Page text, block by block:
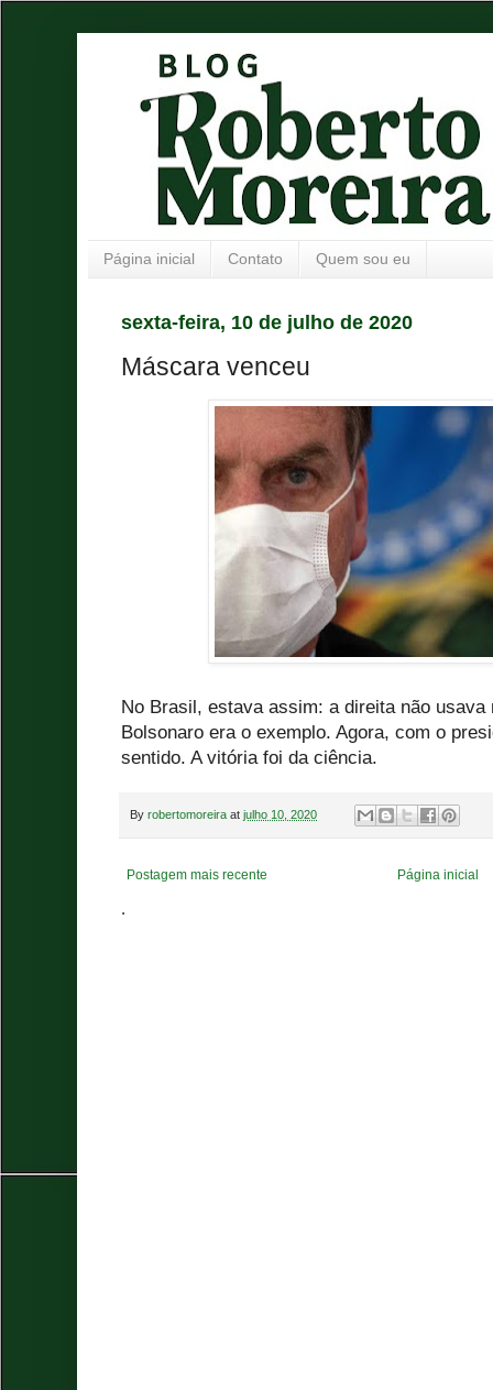
Página inicial Contato Quem sou eu
sexta-feira, 10 de julho de 2020
Máscara venceu
No Brasil, estava assim: a direita não
Bolsonaro era o exemplo. Agora, com o
sentido. A vitória foi da ciência.
By robertomoreira at julho 10, 2020
Postagem mais recente Página inicial
.